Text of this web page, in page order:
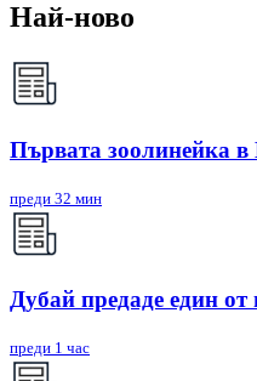
Най-ново
Първата зоолинейка в
преди 32 мин
Дубай предаде един от
преди 1 час